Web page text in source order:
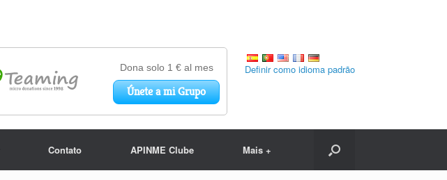
Definir como idioma padrão
Contato APINME Clube Mais +